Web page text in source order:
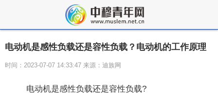
电动机是感性负载还是容性负载？电动机的工作原理
时间：2023-07-07 14:33:47 来源：迪族网
电动机是感性负载还是容性负载?